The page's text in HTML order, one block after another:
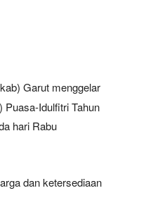
Garut menggelar
Idulfitri Tahun
hari Rabu
dan ketersediaan